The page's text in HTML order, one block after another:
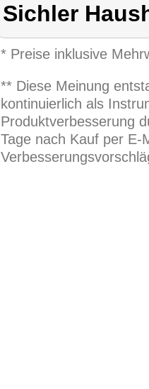
Sichler
* Preise inklusive
** Diese Meinung
kontinuierlich als
Produktverbesserung
Tage nach Kauf per E-